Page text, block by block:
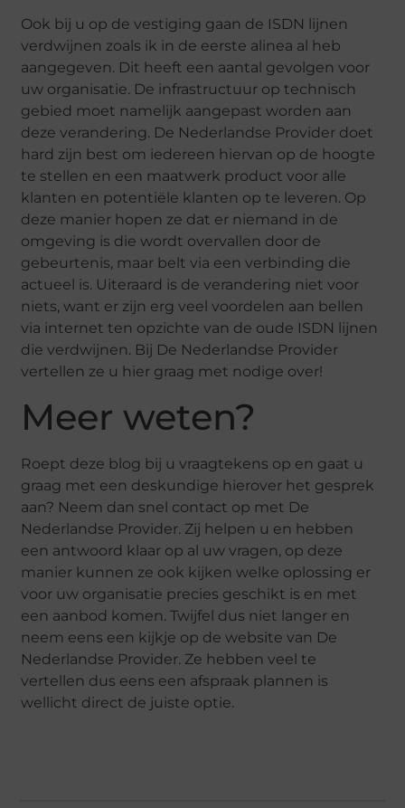
Ook bij u op de vestiging gaan de ISDN lijnen
verdwijnen zoals ik in de eerste alinea al heb
aangegeven. Dit heeft een aantal gevolgen voor
uw organisatie. De infrastructuur op technisch
gebied moet namelijk aangepast worden aan
deze verandering. De Nederlandse Provider doet
hard zijn best om iedereen hiervan op de hoogte
te stellen en een maatwerk product voor alle
klanten en potentiële klanten op te leveren. Op
deze manier hopen ze dat er niemand in de
omgeving is die wordt overvallen door de
gebeurtenis, maar belt via een verbinding die
actueel is. Uiteraard is de verandering niet voor
niets, want er zijn erg veel voordelen aan bellen
via internet ten opzichte van de oude ISDN lijnen
die verdwijnen. Bij De Nederlandse Provider
vertellen ze u hier graag met nodige over!
Meer weten?
Roept deze blog bij u vraagtekens op en gaat u
graag met een deskundige hierover het gesprek
aan? Neem dan snel contact op met De
Nederlandse Provider. Zij helpen u en hebben
een antwoord klaar op al uw vragen, op deze
manier kunnen ze ook kijken welke oplossing er
voor uw organisatie precies geschikt is en met
een aanbod komen. Twijfel dus niet langer en
neem eens een kijkje op de website van De
Nederlandse Provider. Ze hebben veel te
vertellen dus eens een afspraak plannen is
wellicht direct de juiste optie.